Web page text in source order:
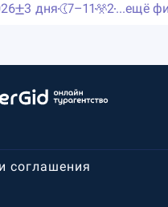
3 дня 7–11 2...ещё
соглашения